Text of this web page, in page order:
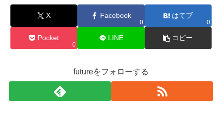
X Facebook
0
はてブ
0
Pocket
0
LINE コピー
futureをフォローする